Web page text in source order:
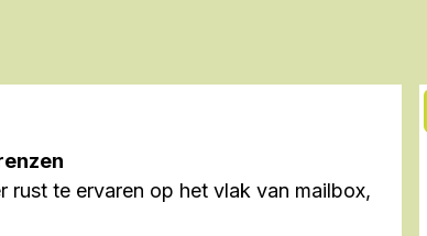
rust te ervaren op het vlak van mailbox,